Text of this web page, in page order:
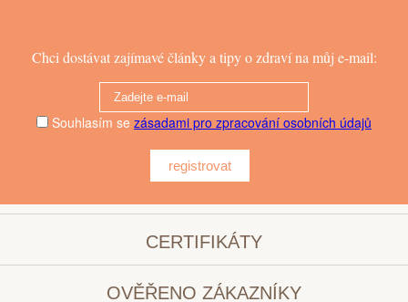
Chci dostávat zajímavé články a tipy o zdraví na můj e-mail:
Souhlasím se zásadami pro zpracování osobních údajů
registrovat
CERTIFIKÁTY
OVĚŘENO ZÁKAZNÍKY